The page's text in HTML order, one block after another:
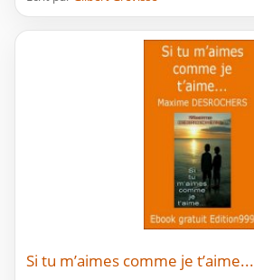
Si tu m’aimes comme je t’aime...